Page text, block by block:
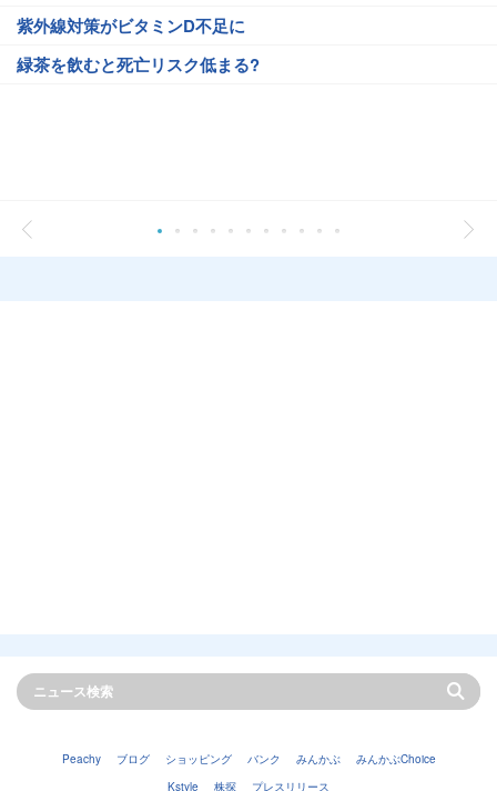
紫外線対策がビタミンD不足に
緑茶を飲むと死亡リスク低まる?
Peachy ブログ ショッピング バンク みんかぶ
みんかぶChoice
Kstyle
株探 プレスリリース